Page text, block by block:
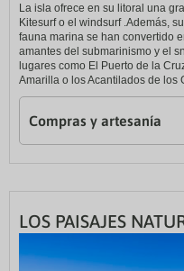
La isla ofrece en su litoral una
Kitesurf o el windsurf .Además,
fauna marina se han convertido
amantes del submarinismo y el
lugares como El Puerto de la
Amarilla o los Acantilados de los
Compras y artesanía
LOS PAISAJES